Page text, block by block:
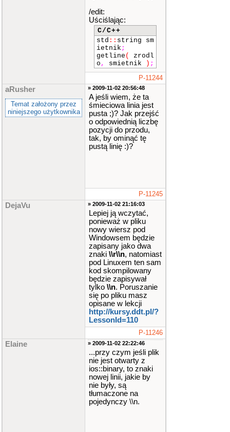
/edit:
Uściślając:
C/C++
std :: string sm
ietnik ;
getline (
zrodl
o , smietnik ) ;
P-11244
aRusher
Temat założony przez
niniejszego użytkownika
» 2009-11-02 20:56:48
A jeśli wiem, że ta
śmieciowa linia jest
pusta ;)? Jak przejść
o odpowiednią liczbę
pozycji do przodu,
tak, by ominąć tę
pustą linię :)?
P-11245
DejaVu » 2009-11-02 21:16:03
Lepiej ją wczytać,
ponieważ w pliku
nowy wiersz pod
Windowsem będzie
zapisany jako dwa
znaki \\r\\n, natomiast
pod Linuxem ten sam
kod skompilowany
będzie zapisywał
tylko \\n. Poruszanie
się po pliku masz
opisane w lekcji
http://kursy.ddt.pl/?
LessonId=110
P-11246
Elaine » 2009-11-02 22:22:46
...przy czym jeśli plik
nie jest otwarty z
ios::binary, to znaki
nowej linii, jakie by
nie były, są
tłumaczone na
pojedynczy \\n.